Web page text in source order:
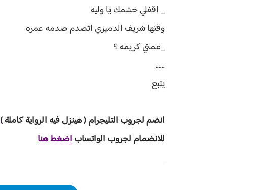
_ اقفلي خشمك يا وليه
وقتها شريف الدميري اتصدم صدمه عمره
_عمتي كريمه ؟
......
يتبع
انضم لجروب التليجرام ( هينزل فيه الرواية كاملة )
للانضمام لجروب الواتساباضغط هنا